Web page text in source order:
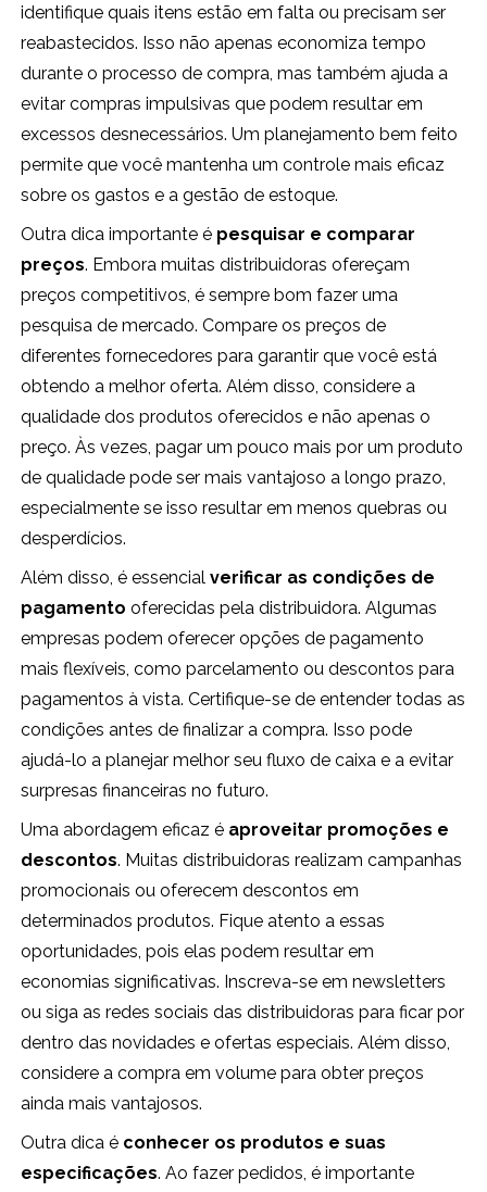
identifique quais itens estão em falta ou precisam ser
reabastecidos. Isso não apenas economiza tempo
durante o processo de compra, mas também ajuda a
evitar compras impulsivas que podem resultar em
excessos desnecessários. Um planejamento bem feito
permite que você mantenha um controle mais eficaz
sobre os gastos e a gestão de estoque.
Outra dica importante é pesquisar e comparar
preços. Embora muitas distribuidoras ofereçam
preços competitivos, é sempre bom fazer uma
pesquisa de mercado. Compare os preços de
diferentes fornecedores para garantir que você está
obtendo a melhor oferta. Além disso, considere a
qualidade dos produtos oferecidos e não apenas o
preço. Às vezes, pagar um pouco mais por um produto
de qualidade pode ser mais vantajoso a longo prazo,
especialmente se isso resultar em menos quebras ou
desperdícios.
Além disso, é essencialverificar as condições de
pagamento oferecidas pela distribuidora. Algumas
empresas podem oferecer opções de pagamento
mais flexíveis, como parcelamento ou descontos para
pagamentos à vista. Certifique-se de entender todas as
condições antes de finalizar a compra. Isso pode
ajudá-lo a planejar melhor seu fluxo de caixa e a evitar
surpresas financeiras no futuro.
Uma abordagem eficaz é aproveitar promoções e
descontos. Muitas distribuidoras realizam campanhas
promocionais ou oferecem descontos em
determinados produtos. Fique atento a essas
oportunidades, pois elas podem resultar em
economias significativas. Inscreva-se em newsletters
ou siga as redes sociais das distribuidoras para ficar por
dentro das novidades e ofertas especiais. Além disso,
considere a compra em volume para obter preços
ainda mais vantajosos.
Outra dica é conhecer os produtos e suas
especificações. Ao fazer pedidos, é importante